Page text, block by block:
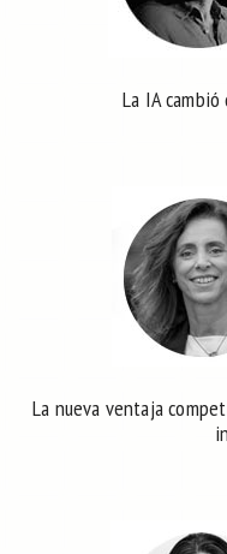
La IA
La nueva ventaja